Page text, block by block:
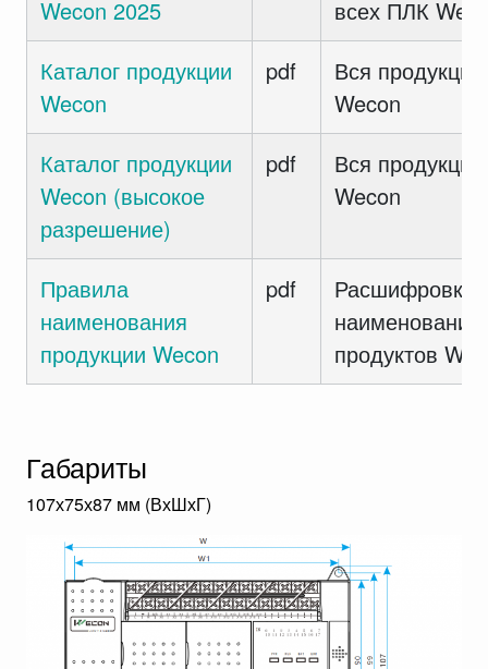
Wecon 2025
всех ПЛК
Каталог продукции
Wecon
pdf
Вся продукция
Wecon
Каталог продукции
Wecon (высокое
разрешение)
pdf
Вся продукция
Wecon
Правила
наименования
продукции Wecon
pdf
Расшифровка
наименований
продуктов
Габариты
107х75х87 мм (ВхШхГ)